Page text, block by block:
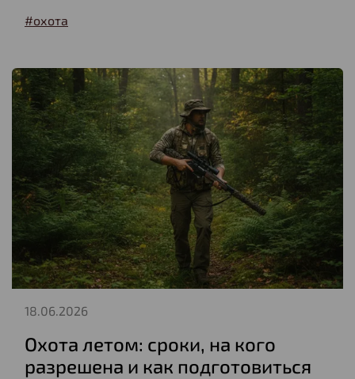
#охота
Охота летом: сроки, на кого
разрешена и как подготовиться
18.06.2026